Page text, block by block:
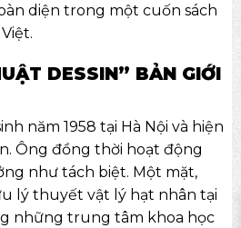
diện trong một cuốn sách
DESSIN” BẢN GIỚI
năm 1958 tại Hà Nội và hiện
Ông đồng thời hoạt động
như tách biệt. Một mặt,
lý thuyết vật lý hạt nhân tại
những trung tâm khoa học